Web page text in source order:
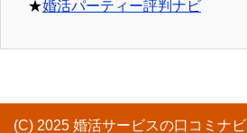
★婚活パーティー評判ナビ
(C) 2025 婚活サービスの口コミナビ